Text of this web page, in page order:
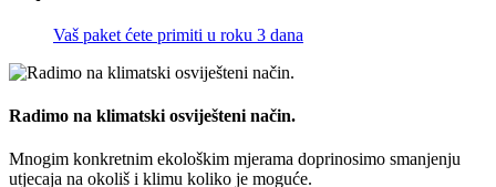
Vaš paket ćete primiti u roku 3 dana
Radimo na klimatski osviješteni način.
Mnogim konkretnim ekološkim mjerama doprinosimo smanjenju
utjecaja na okoliš i klimu koliko je moguće.